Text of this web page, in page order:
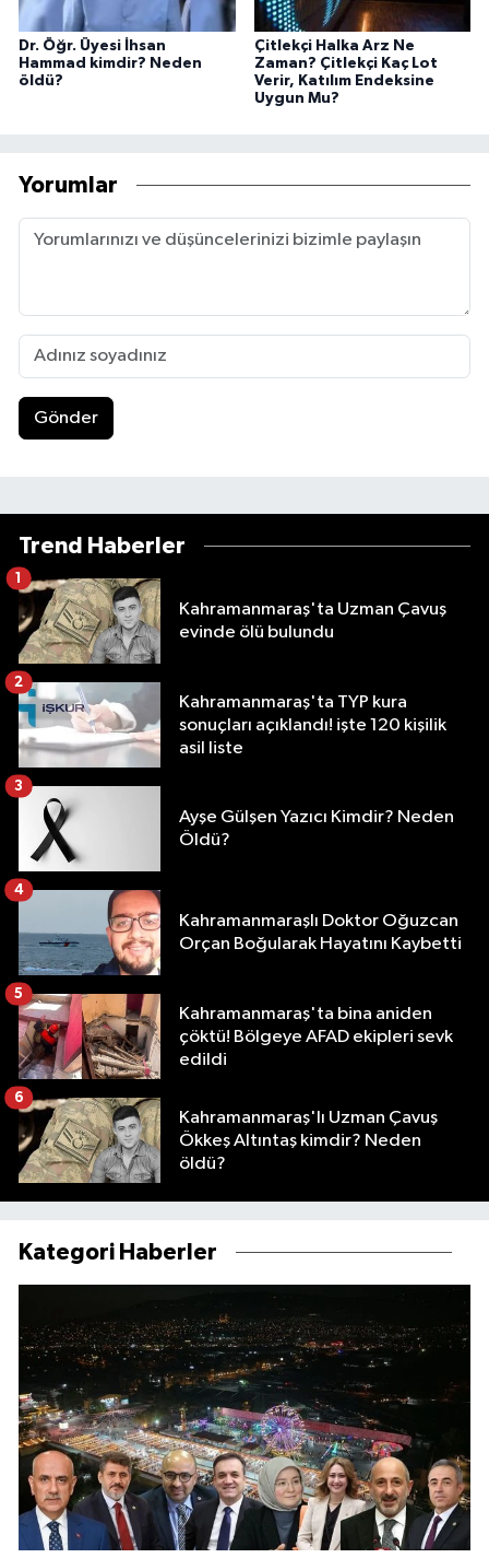
Dr. Öğr. Üyesi İhsan
Hammad kimdir? Neden
öldü?
Çitlekçi Halka Arz Ne
Zaman? Çitlekçi Kaç Lot
Verir, Katılım Endeksine
Uygun Mu?
Yorumlar
Gönder
Trend Haberler
Kahramanmaraş'ta Uzman Çavuş
evinde ölü bulundu
1
Kahramanmaraş'ta TYP kura
sonuçları açıklandı! işte 120 kişilik
asil liste
2
Ayşe Gülşen Yazıcı Kimdir? Neden
Öldü?
3
Kahramanmaraşlı Doktor Oğuzcan
Orçan Boğularak Hayatını Kaybetti
4
Kahramanmaraş'ta bina aniden
çöktü! Bölgeye AFAD ekipleri sevk
edildi
5
Kahramanmaraş'lı Uzman Çavuş
Ökkeş Altıntaş kimdir? Neden
öldü?
6
Kategori Haberler